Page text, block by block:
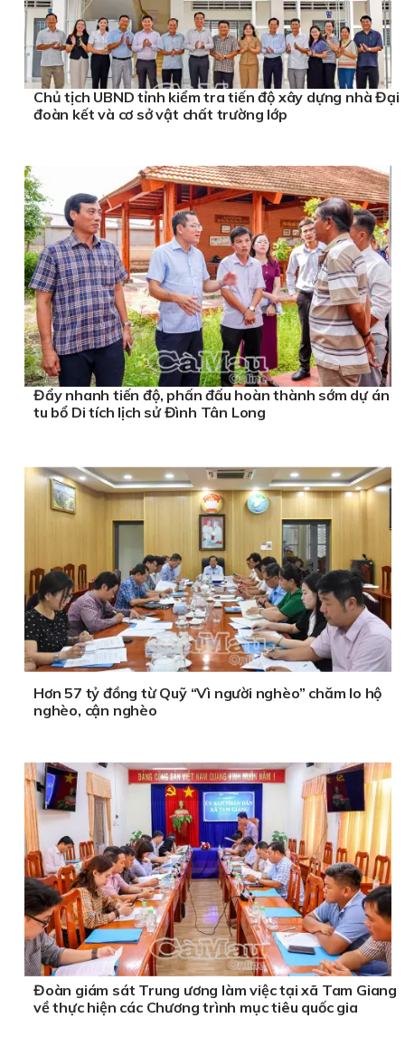
Chủ tịch UBND tỉnh kiểm tra tiến độ xây dựng nhà Đại
đoàn kết và cơ sở vật chất trường lớp
Đẩy nhanh tiến độ, phấn đấu hoàn thành sớm dự án
tu bổ Di tích lịch sử Đình Tân Long
Hơn 57 tỷ đồng từ Quỹ “Vì người nghèo” chăm lo hộ
nghèo, cận nghèo
Đoàn giám sát Trung ương làm việc tại xã Tam Giang
về thực hiện các Chương trình mục tiêu quốc gia